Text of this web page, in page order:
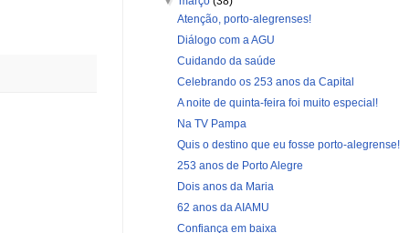
Atenção, porto-alegrenses!
Diálogo com a AGU
Cuidando da saúde
Celebrando os 253 anos da Capital
A noite de quinta-feira foi muito especial!
Na TV Pampa
Quis o destino que eu fosse porto-alegrense!
253 anos de Porto Alegre
Dois anos da Maria
62 anos da AIAMU
Confiança em baixa